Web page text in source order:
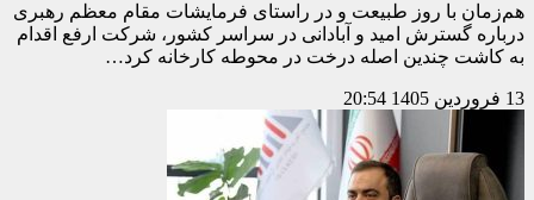
هم‌زمان با روز طبیعت و در راستای فرمایشات مقام معظم رهبری
درباره گسترش امید و آبادانی در سراسر کشور، شرکت ارفع اقدام
به کاشت چندین اصله درخت در محوطه کارخانه کرد…
13 فروردین 1405 20:54